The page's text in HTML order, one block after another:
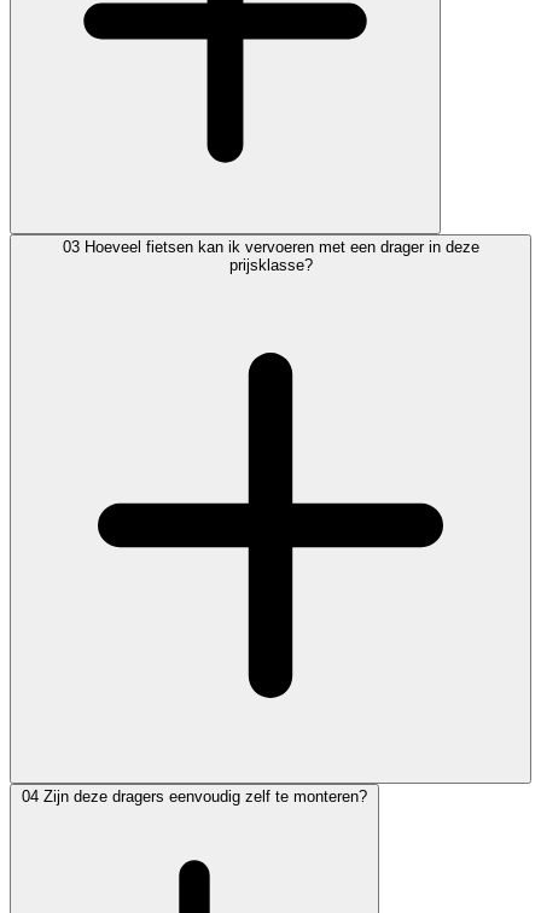
03 Hoeveel fietsen kan ik vervoeren met een drager in deze
prijsklasse?
04 Zijn deze dragers eenvoudig zelf te monteren?